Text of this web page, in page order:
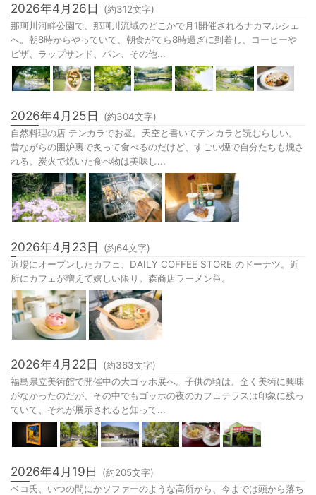
2026年4月26日 (約312文字)
那珂川河畔公園で、那珂川流域のどこかで月1開催されるナカマルシェ
へ。朝8時からやっていて、朝食がてら8時過ぎに到着し、コーヒーや
ピザ、ラップサンド、パン、その他...
2026年4月25日 (約304文字)
自然料理の店 テンカラでお昼。天空と書いてテンカラと読むらしい。
昔ながらの囲炉裏で炙って食べるのだけど、すごい煙で自分たちも燻さ
れる。炭火で焼いた食べ物は美味し...
2026年4月23日 (約64文字)
近場にオープンしたカフェ、DAILY COFFEE STORE のドーナツ。近
所にカフェが増えて嬉しい限り。森商店ラーメン🍜。
2026年4月22日 (約363文字)
福島県立美術館で開催中の大ゴッホ展へ。子供の頃は、全く美術に興味
がなかったのだが、その中でもゴッホの夜のカフェテラスは印象に残っ
ていて、それが展示されると知って...
2026年4月19日 (約205文字)
ベコ氏、いつの間にかソファーのような高所から、今までは頭から落ち